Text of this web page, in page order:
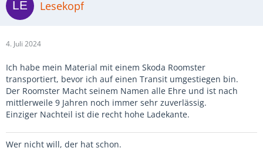
Lesekopf
4. Juli 2024
Ich habe mein Material mit einem Skoda Roomster
transportiert, bevor ich auf einen Transit umgestiegen bin.
Der Roomster Macht seinem Namen alle Ehre und ist nach
mittlerweile 9 Jahren noch immer sehr zuverlässig.
Einziger Nachteil ist die recht hohe Ladekante.
Wer nicht will, der hat schon.